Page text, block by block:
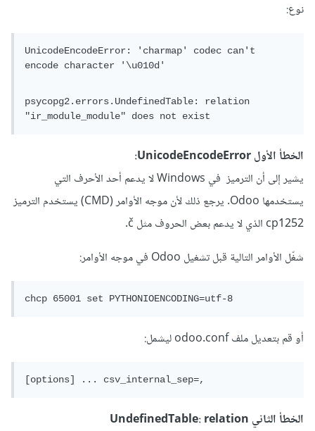
نوع:
UnicodeEncodeError: 'charmap' codec can't
encode character '\u010d'
psycopg2.errors.UndefinedTable: relation
"ir_module_module" does not exist
الخطأ الأول UnicodeEncodeError:
يشير إلى أن الترميز في Windows لا يدعم أحد الأحرف التي
يستخدمها Odoo. يرجع ذلك لأن موجه الأوامر (CMD) يستخدم الترميز
cp1252 الذي لا يدعم بعض الحروف مثل č.
شغّل الأوامر التالية قبل تشغيل Odoo في موجه الأوامر:
chcp 65001 set PYTHONIOENCODING=utf-8
أو قم بتعديل ملف odoo.conf ليشمل:
[options] ... csv_internal_sep=,
الخطأ الثاني UndefinedTable: relation